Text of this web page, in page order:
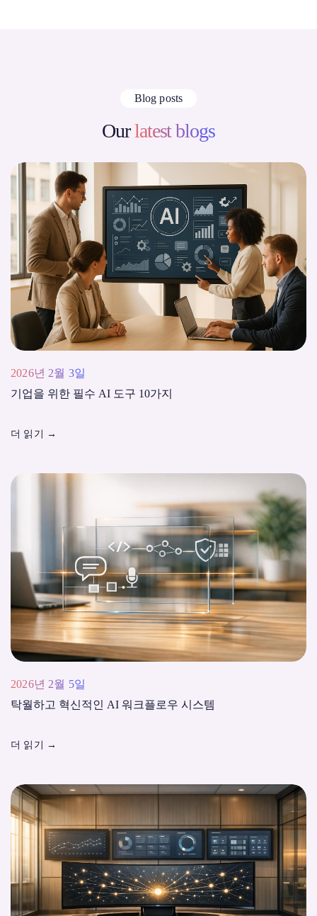
Blog posts
Ourlatest blogs
2026년 2월 3일
기업을 위한 필수 AI 도구 10가지
더 읽기 →
2026년 2월 5일
탁월하고 혁신적인 AI 워크플로우 시스템
더 읽기 →